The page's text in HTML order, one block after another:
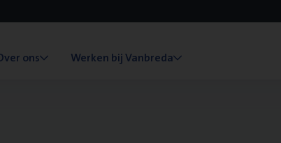
ons Werken bij Vanbreda